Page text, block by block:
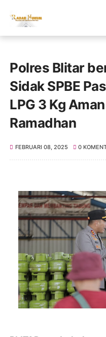
Polres Blitar
Sidak SPBE
LPG 3 Kg
Ramadhan
FEBRUARI 08, 2025 0